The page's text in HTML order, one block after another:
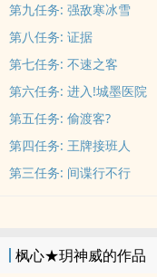
【Pray系列】
1.《Pray》第一季
2.《火线杀机》第二季
4.《决战Casino》第四季
第九任务: 强敌寒冰雪
第八任务: 证据
第七任务: 不速之客
第六任务: 进入!城墨医院
第五任务: 偷渡客?
第四任务: 王牌接班人
第三任务: 间谍行不行
枫心★玥神威的作品